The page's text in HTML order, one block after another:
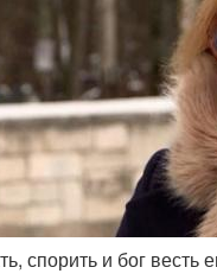
спорить и бог